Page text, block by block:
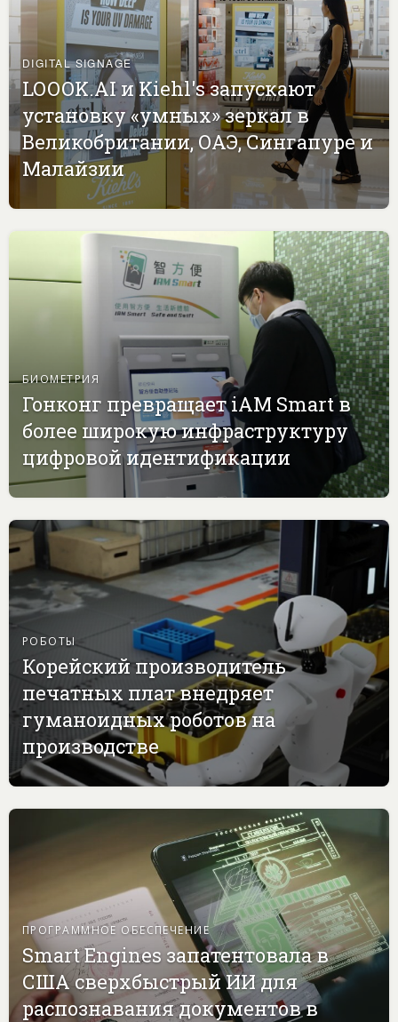
DIGITAL SIGNAGE
LOOOK.AI и Kiehl's запускают
установку «умных» зеркал в
Великобритании, ОАЭ, Сингапуре и
Малайзии
БИОМЕТРИЯ
Гонконг превращает iAM Smart в
более широкую инфраструктуру
цифровой идентификации
РОБОТЫ
Корейский производитель
печатных плат внедряет
гуманоидных роботов на
производстве
ПРОГРАММНОЕ ОБЕСПЕЧЕНИЕ
Smart Engines запатентовала в
США сверхбыстрый ИИ для
распознавания документов в